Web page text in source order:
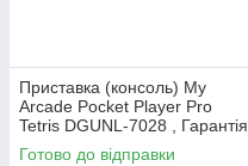
Приставка (консоль) My
Arcade Pocket Player Pro
Tetris DGUNL-7028 , Гарантія
2 роки
Готово до відправки